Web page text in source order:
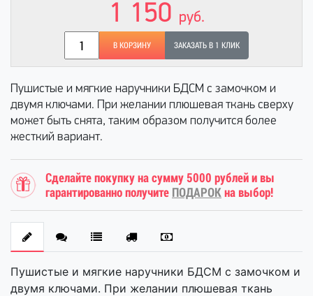
1 150 руб.
В КОРЗИНУ ЗАКАЗАТЬ В 1 КЛИК
Пушистые и мягкие наручники БДСМ с замочком и
двумя ключами. При желании плюшевая ткань сверху
может быть снята, таким образом получится более
жесткий вариант.
Сделайте покупку на сумму 5000 рублей и вы
гарантированно получите ПОДАРОК на выбор!
Пушистые и мягкие наручники БДСМ с замочком и
двумя ключами. При желании плюшевая ткань